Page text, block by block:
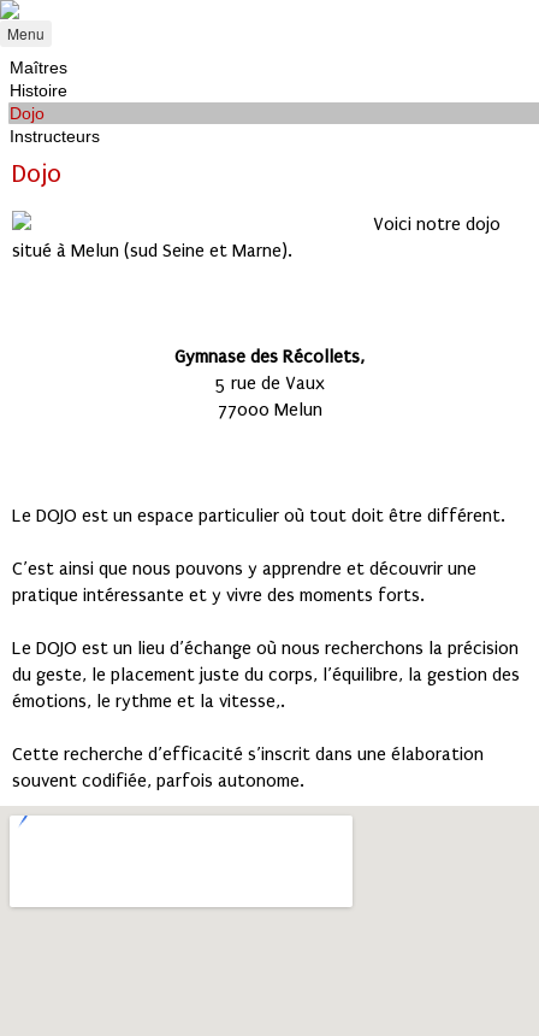
Menu
Maîtres
Histoire
Dojo
Instructeurs
Dojo
Voici notre dojo
situé à Melun (sud Seine et Marne).
Gymnase des Récollets,
5 rue de Vaux
77000 Melun
Le DOJO est un espace particulier où tout doit être différent.
C’est ainsi que nous pouvons y apprendre et découvrir une
pratique intéressante et y vivre des moments forts.
Le DOJO est un lieu d’échange où nous recherchons la précision
du geste, le placement juste du corps, l’équilibre, la gestion des
émotions, le rythme et la vitesse,.
Cette recherche d’efficacité s’inscrit dans une élaboration
souvent codifiée, parfois autonome.